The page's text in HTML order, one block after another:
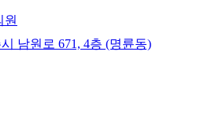
원
남원로 671, 4층 (명륜동)